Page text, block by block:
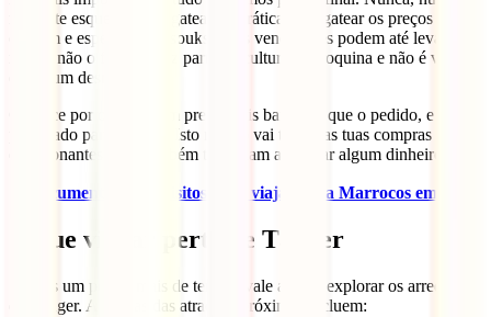
nunca te esqueças de regatear! A prática de regatear os preços é
comum e esperada nos souks, e los vendedores podem até levar a
mal se não o fizeres. Faz parte da cultura marroquina e não é visto
como um desrespeito.
Comece por oferecer um preço mais baixo do que o pedido, e está
preparado para discutir. Isto não só vai tornar as tuas compras mais
emocionantes, mas também te ajudam a poupar algum dinheiro.
Documentos e requisitos para viajar para Marrocos em 2024
O que visitar perto de Tânger
Se tens um pouco mais de tempo, vale a pena explorar os arredores
de Tânger. Algumas das atrações próximas incluem: